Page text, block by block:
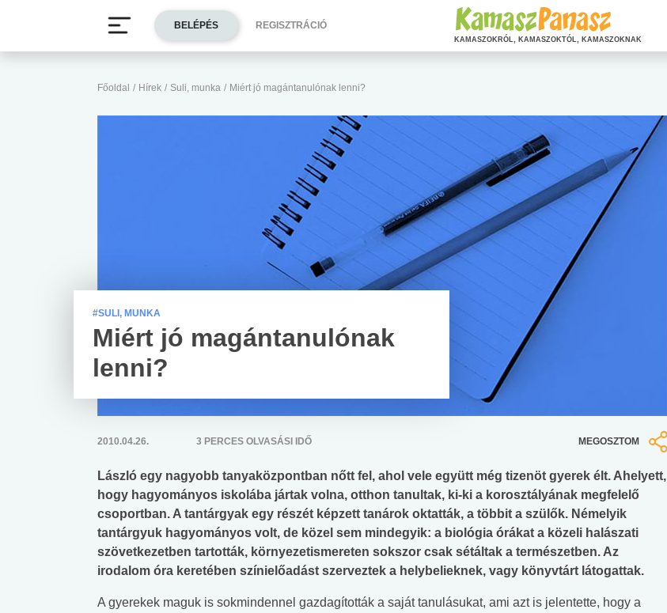
Főoldal / Hírek / Suli, munka / Miért jó magántanulónak lenni?
#SULI, MUNKA
Miért jó magántanulónak
lenni?
2010.04.26. 3 PERCES OLVASÁSI IDŐ MEGOSZTOM
László egy nagyobb tanyaközpontban nőtt fel, ahol vele együtt még tizenöt gyerek élt. Ahelyett,
hogy hagyományos iskolába jártak volna, otthon tanultak, ki-ki a korosztályának megfelelő
csoportban. A tantárgyak egy részét képzett tanárok oktatták, a többit a szülők. Némelyik
tantárgyuk hagyományos volt, de közel sem mindegyik: a biológia órákat a közeli halászati
szövetkezetben tartották, környezetismereten sokszor csak sétáltak a természetben. Az
irodalom óra keretében színielőadást szerveztek a helybelieknek, vagy könyvtárt látogattak.
A gyerekek maguk is sokmindennel gazdagították a saját tanulásukat, ami azt is jelentette, hogy a
BELÉPÉS REGISZTRÁCIÓ
KAMASZOKRÓL, KAMASZOKTÓL, KAMASZOKNAK